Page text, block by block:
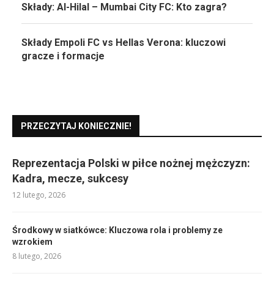
Składy: Al-Hilal – Mumbai City FC: Kto zagra?
Składy Empoli FC vs Hellas Verona: kluczowi
gracze i formacje
PRZECZYTAJ KONIECZNIE!
Reprezentacja Polski w piłce nożnej mężczyzn:
Kadra, mecze, sukcesy
12 lutego, 2026
Środkowy w siatkówce: Kluczowa rola i problemy ze
wzrokiem
8 lutego, 2026